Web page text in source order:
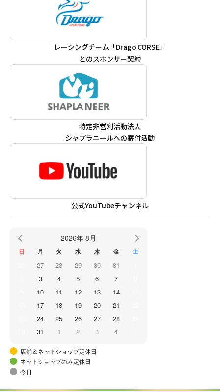
レーシングチーム「Drago CORSE」
とのスポンサー契約
特定非営利活動法人
シャプラニールへの寄付活動
公式YouTubeチャンネル
2026年 8月
日 月 火 水 木 金 土
27 28 29 30 31
3 4 5 6 7
10 11 12 13 14
17 18 19 20 21
24 25 26 27 28
31 1 2 3 4
店舗＆ネットショップ定休日
ネットショップのみ定休日
今日